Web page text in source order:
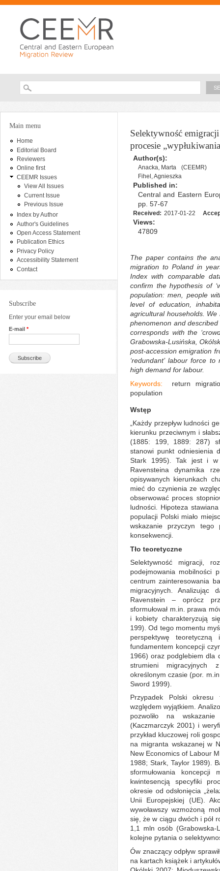
Search form
You are here
Main menu
Home
Editorial Board
Reviewers
Online first
CEEMR Issues
View All Issues
Current Issue
Previous Issue
Index by Author
Author's Guidelines
Open Access Statement
Publication Ethics
Privacy Policy
Accessibility Statement
Contact
Subscribe
Enter your email below
E-mail *
Selektywność
procesie
Author(s):
Anacka, Marta
(CEEMR)
Fihel, Agnieszka
Published in:
Central and Eastern
pp. 57-67
Received: 2017-01-22
Views:
47809
The paper contains the
migration to Poland in
Index with comparable
confirm the hypothesis of
population: men, people
level of education,
agricultural households.
phenomenon and
corresponds with the
Grabowska-Lusińska,
post-accession emigration
‘redundant’ labour force
high demand for labour.
Keywords:
return
population
Wstęp
„Każdy przepływ ludności
kierunku przeciwnym i
(1885: 199, 1889: 287)
stanowi punkt odniesienia
Stark 1995). Tak jest i
Ravensteina dynamika
opisywanych kierunkach
mieć do czynienia ze
obserwować proces
ludności. Hipoteza
populacji Polski miało
wskazanie przyczyn tego
konsekwencji.
Tło teoretyczne
Selektywność migracji,
podejmowania mobilności
centrum zainteresowania
migracyjnych.
Ravenstein – oprócz
sformułował m.in. prawa
i kobiety charakteryzują
199). Od tego momentu
perspektywę
fundamentem koncepcji
1966) oraz podglebiem dla
strumieni migracyjnych
określonym czasie (por.
Sword 1999).
Przypadek Polski
względem wyjątkiem.
pozwoliło na
(Kaczmarczyk 2001) i
przykład kluczowej roli
na migranta wskazanej w
New Economics of Labour
1988; Stark, Taylor 1989).
sformułowania koncepcji
kwintesencją specyfiki
okresie od odsłonięcia
Unii Europejskiej (UE).
wywoławszy wzmożoną
się, że w ciągu dwóch i pół
1,1 mln osób (Grabowska-
kolejne pytania o
Ów znaczący odpływ
na kartach książek i